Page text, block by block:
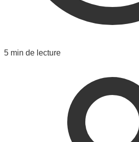
5 min de lecture